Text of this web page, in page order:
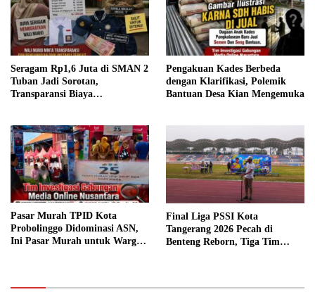
Seragam Rp1,6 Juta di SMAN 2
Tuban Jadi Sorotan,
Transparansi Biaya
Pengakuan Kades Berbeda
dengan Klarifikasi, Polemik
Bantuan Desa Kian Mengemuka
Pasar Murah TPID Kota
Probolinggo Didominasi ASN,
Ini Pasar Murah untuk Warga
Final Liga PSSI Kota
Tangerang 2026 Pecah di
Benteng Reborn, Tiga Tim